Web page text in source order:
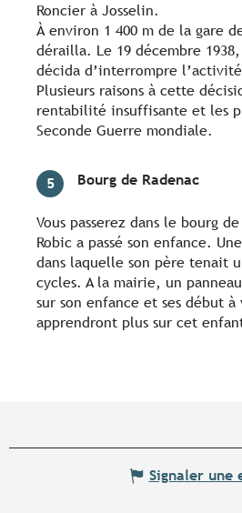
Roncier à Josselin.
À environ 1 400 m de la gare
dérailla. Le 19 décembre
décida d’interrompre
Plusieurs raisons à cette
rentabilité insuffisante et les
Seconde Guerre mondiale.
5 Bourg de Radenac
Vous passerez dans le bourg
Robic a passé son enfance.
dans laquelle son père tenait
cycles. A la mairie, un
sur son enfance et ses début à
apprendront plus sur cet
Signaler une